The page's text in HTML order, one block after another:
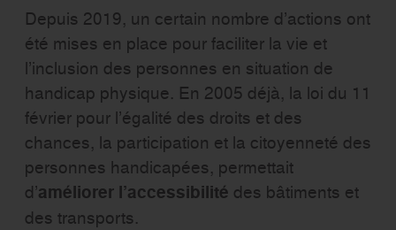
Depuis 2019, un certain nombre d’actions ont
été mises en place pour faciliter la vie et
l’inclusion des personnes en situation de
handicap physique. En 2005 déjà, la loi du 11
février pour l’égalité des droits et des
chances, la participation et la citoyenneté des
personnes handicapées, permettait
d’améliorer l’accessibilité des bâtiments et
des transports.